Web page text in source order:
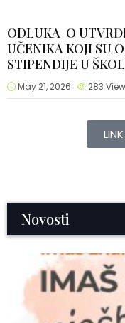
ODLUKA O
UČENIKA KOJI SU
STIPENDIJE U
May 21, 2026 283
Novosti